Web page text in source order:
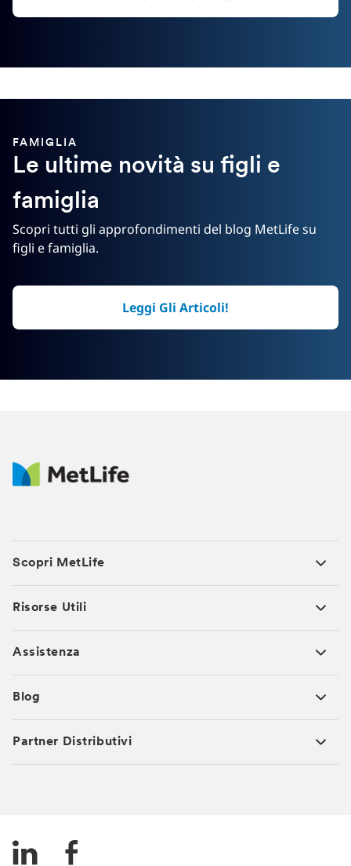
FAMIGLIA
Le ultime novità su figli e
famiglia
Scopri tutti gli approfondimenti del blog MetLife su
figli e famiglia.
Leggi Gli Articoli!
Scopri MetLife
Risorse Utili
Assistenza
Blog
Partner Distributivi